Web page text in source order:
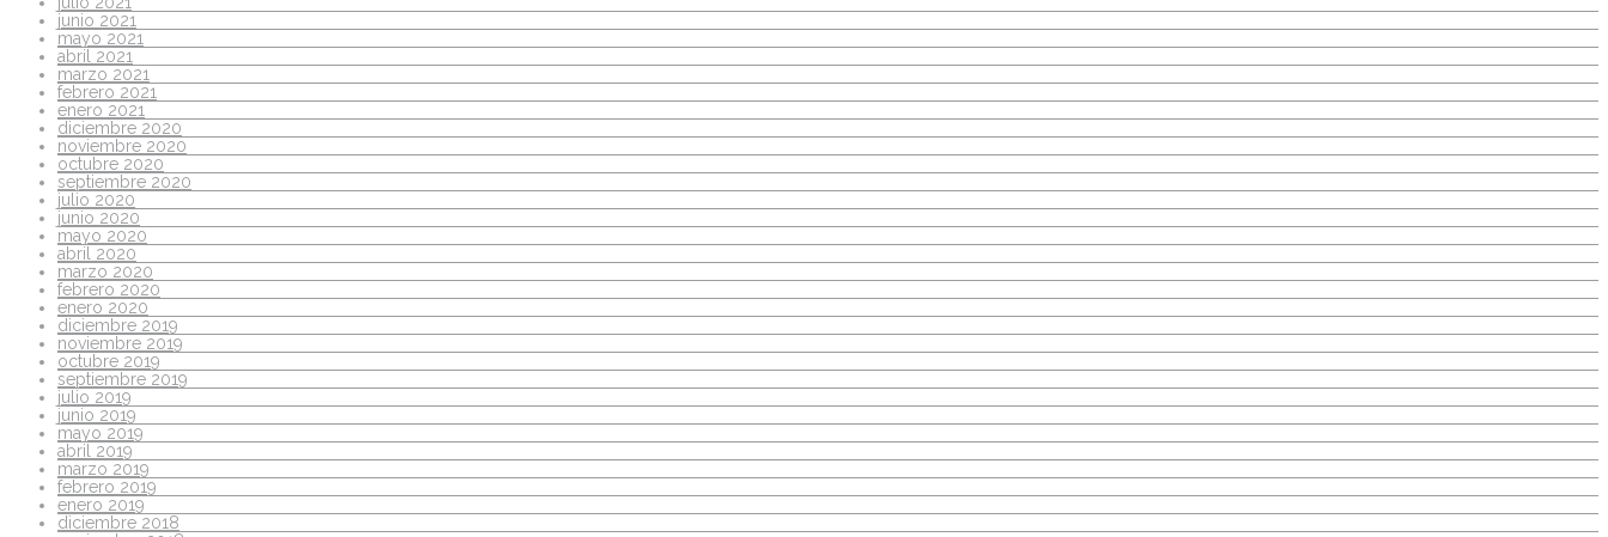
junio 2021
mayo 2021
abril 2021
marzo 2021
febrero 2021
enero 2021
diciembre 2020
noviembre 2020
octubre 2020
septiembre 2020
julio 2020
junio 2020
mayo 2020
abril 2020
marzo 2020
febrero 2020
enero 2020
diciembre 2019
noviembre 2019
octubre 2019
septiembre 2019
julio 2019
junio 2019
mayo 2019
abril 2019
marzo 2019
febrero 2019
enero 2019
diciembre 2018